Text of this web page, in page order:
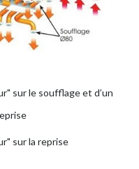
sur le soufflage et d’un
sur la reprise